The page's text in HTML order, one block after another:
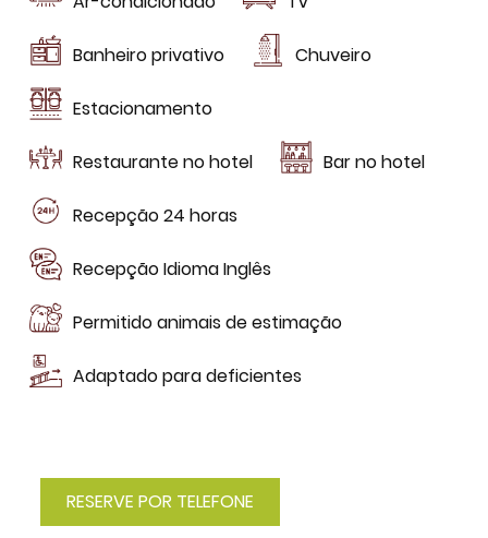
Banheiro privativo Chuveiro
Estacionamento
Restaurante no hotel Bar no hotel
Recepção 24 horas
Recepção Idioma Inglês
Permitido animais de estimação
Adaptado para deficientes
RESERVE POR TELEFONE